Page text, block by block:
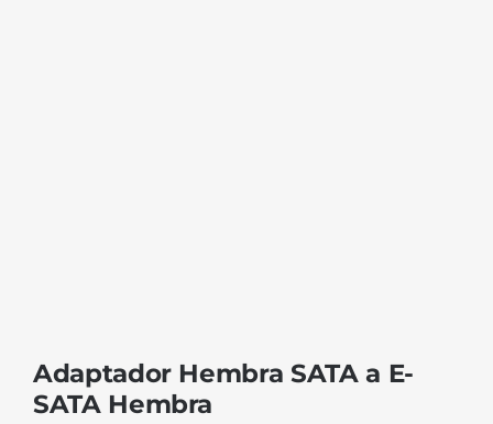
Adaptador Hembra SATA a E-
SATA Hembra